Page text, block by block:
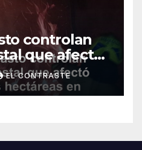
controlan
que afectó
en
EL CONTRASTE